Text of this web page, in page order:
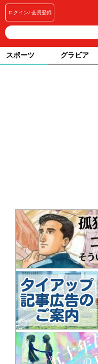
ログイン 会員登録
スポーツ グラビア